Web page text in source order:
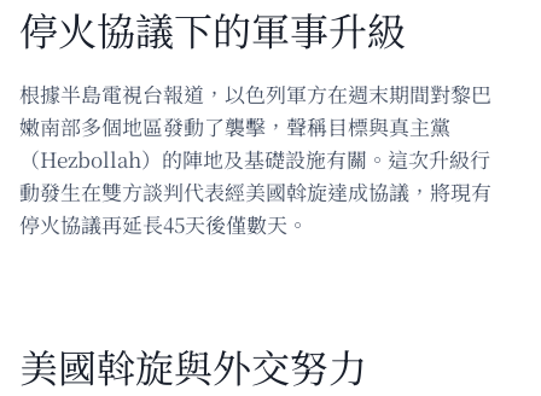
停火協議下的軍事升級
根據半島電視台報道，以色列軍方在週末期間對黎巴
嫩南部多個地區發動了襲擊，聲稱目標與真主黨
（Hezbollah）的陣地及基礎設施有關。這次升級行
動發生在雙方談判代表經美國斡旋達成協議，將現有
停火協議再延長45天後僅數天。
美國斡旋與外交努力